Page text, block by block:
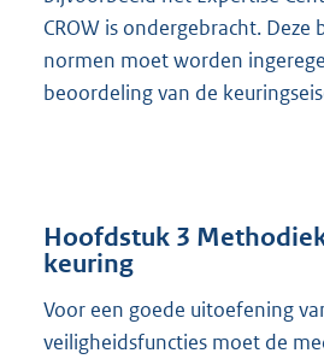
CROW is ondergebracht. Deze
normen moet worden
beoordeling van de
Hoofdstuk 3
keuring
Voor een goede uitoefening
veiligheidsfuncties moet de